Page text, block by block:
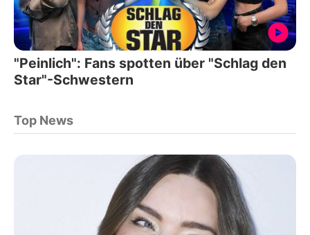
"Peinlich": Fans spotten über "Schlag den
Star"-Schwestern
Top News